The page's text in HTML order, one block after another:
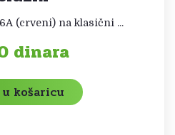
(crveni) na klasični ...
dinara
u košaricu